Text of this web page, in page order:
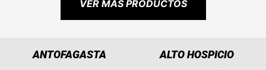
VER MÁS PRODUCTOS
ANTOFAGASTA
ALTO HOSPICIO